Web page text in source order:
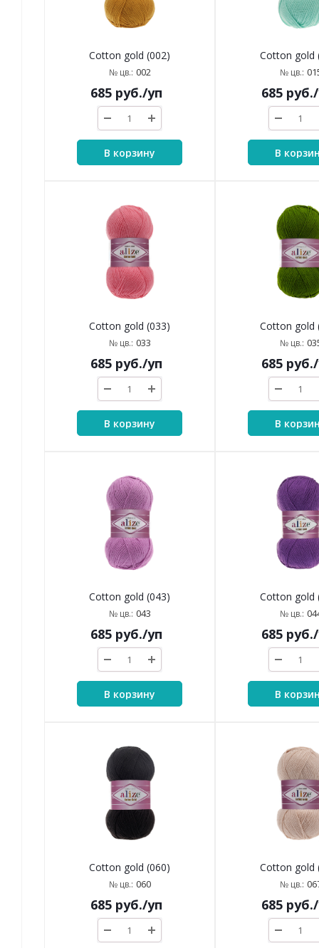
Cotton gold (002)
№ цв.: 002
685руб./уп
В корзину
Cotton gold
№ цв.:
685руб.
В
Cotton gold (033)
№ цв.: 033
685руб./уп
В корзину
Cotton gold
№ цв.:
685руб.
В
Cotton gold (043)
№ цв.: 043
685руб./уп
В корзину
Cotton gold
№ цв.:
685руб.
В
Cotton gold (060)
№ цв.: 060
685руб./уп
Cotton gold
№ цв.:
685руб.